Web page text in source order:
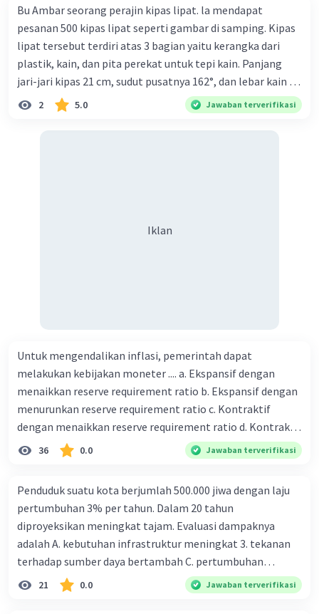
Bu Ambar seorang perajin kipas lipat. la mendapat
pesanan 500 kipas lipat seperti gambar di samping. Kipas
lipat tersebut terdiri atas 3 bagian yaitu kerangka dari
plastik, kain, dan pita perekat untuk tepi kain. Panjang
jari-jari kipas 21 cm, sudut pusatnya 162°, dan lebar kain 14
cm. Biaya kerangka dan tali sebesar Rp1.800,00 per buah,
kain sebesar Rp40.000,00/m², dan pita perekat
2 5.0 Jawaban terverifikasi
Iklan
Untuk mengendalikan inflasi, pemerintah dapat
melakukan kebijakan moneter .... a. Ekspansif dengan
menaikkan reserve requirement ratio b. Ekspansif dengan
menurunkan reserve requirement ratio c. Kontraktif
dengan menaikkan reserve requirement ratio d. Kontraktif
dengan menurunkan reserve requirement ratio e.
Ekspansif dengan menaikkan tingkat diskonto Bila Bank
ceteris paribus maka .... a. Menimbulkan inflasi di mana
bentuk kurva jumlah uang beredar (penawaran uang) naik
dari kiri bawah ke kanan atas b. Menimbulkan deflasi di
mana bentuk kurva jumlah uang beredar (penawaran
uang) naik dari kiri bawah ke kanan atas c. Tingkat bunga
meningkat di mana bentuk kurva jumlah uang beredar
36 0.0 Jawaban terverifikasi
Penduduk suatu kota berjumlah 500.000 jiwa dengan laju
pertumbuhan 3% per tahun. Dalam 20 tahun
diproyeksikan meningkat tajam. Evaluasi dampaknya
adalah A. kebutuhan infrastruktur meningkat 3. tekanan
terhadap sumber daya bertambah C. pertumbuhan
eksponensial berdampak jangka panjang D. tidak
memengaruhi tata ruang E. proyeksi penduduk penting
21 0.0 Jawaban terverifikasi